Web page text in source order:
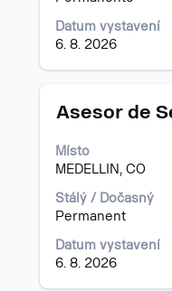
Datum vystavení
6. 8. 2026
Titul
Asesor de
Místo
MEDELLIN, CO
Stálý / Dočasný
Permanent
Datum vystavení
6. 8. 2026
Vyberte
zobrazení
veškerých
o
profesi.